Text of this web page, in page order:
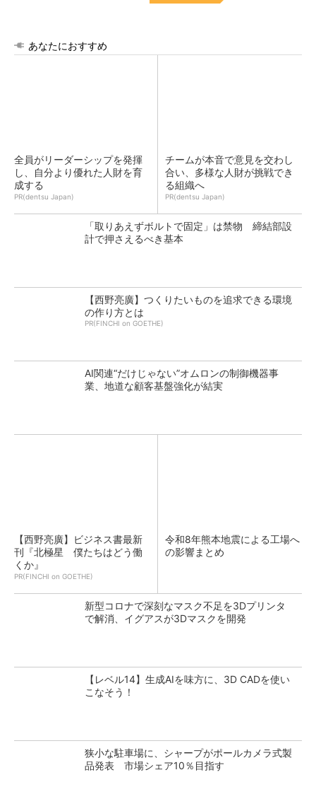
あなたにおすすめ
全員がリーダーシップを発揮
し、自分より優れた人財を育
成する
PR(dentsu Japan)
チームが本音で意見を交わし
合い、多様な人財が挑戦でき
る組織へ
PR(dentsu Japan)
「取りあえずボルトで固定」は禁物 締結部設
計で押さえるべき基本
【西野亮廣】つくりたいものを追求できる環境
の作り方とは
PR(FINCHI on GOETHE)
AI関連“だけじゃない”オムロンの制御機器事
業、地道な顧客基盤強化が結実
【西野亮廣】ビジネス書最新
刊『北極星 僕たちはどう働
くか』
PR(FINCHI on GOETHE)
令和8年熊本地震による工場へ
の影響まとめ
新型コロナで深刻なマスク不足を3Dプリンタ
で解消、イグアスが3Dマスクを開発
【レベル14】生成AIを味方に、3D CADを使い
こなそう！
狭小な駐車場に、シャープがポールカメラ式製
品発表 市場シェア10％目指す